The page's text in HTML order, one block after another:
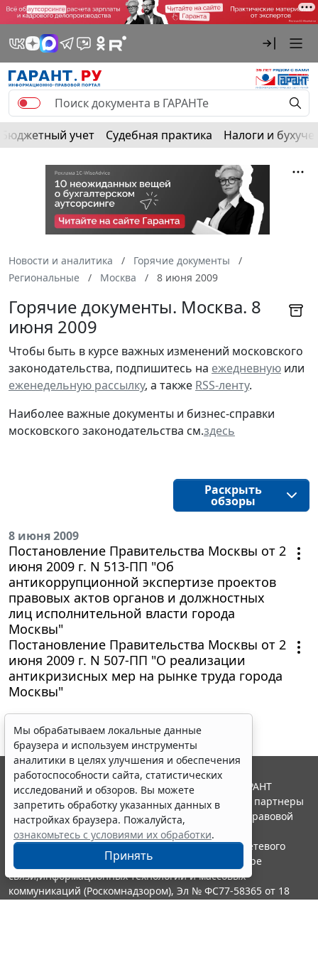
Бюджетный учет Судебная практика Налоги и
Новости и аналитика
Горячие документы
Региональные
Москва 8 июня 2009
Горячие документы. Москва. 8
июня 2009
Чтобы быть в курсе важных изменений московского
законодательства, подпишитесь на ежедневную или
еженедельную рассылку, а также RSS-ленту.
Наиболее важные документы и бизнес-справки
московского законодательства см.здесь
Раскрыть
обзоры
8 июня 2009
Постановление Правительства Москвы от 2
июня 2009 г. N 513-ПП "Об
антикоррупционной экспертизе проектов
правовых актов органов и должностных
лиц исполнительной власти города
Москвы"
Постановление Правительства Москвы от 2
июня 2009 г. N 507-ПП "О реализации
антикризисных мер на рынке труда города
Москвы"
Мы обрабатываем локальные данные
браузера и используем инструменты
аналитики в целях улучшения и обеспечения
работоспособности сайта, статистических
исследований и обзоров. Вы можете
запретить обработку указанных данных в
настройках браузера. Пожалуйста,
ознакомьтесь с условиями их обработки.
Принять
© ООО "НПП "ГАРАНТ-СЕРВИС", 2026. Система ГАРАНТ
выпускается с 1990 года. Компания "Гарант" и ее партнеры
являются участниками Российской ассоциации правовой
информации ГАРАНТ.
Портал ГАРАНТ.РУ зарегистрирован в качестве сетевого
издания Федеральной службой по надзору в сфере
связи,информационных технологий и массовых
коммуникаций (Роскомнадзором), Эл № ФС77-58365 от 18